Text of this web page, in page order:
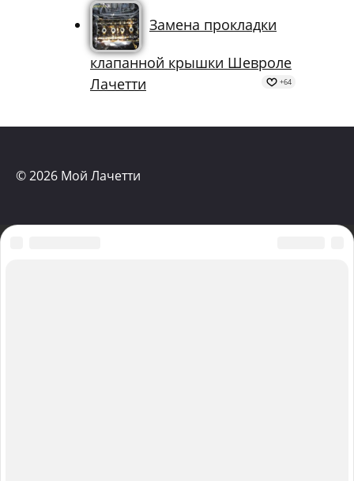
Замена прокладки
клапанной крышки Шевроле
Лачетти
+64
© 2026 Мой Лачетти